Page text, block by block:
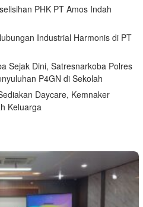
PHK PT Amos Indah
Industrial Harmonis di PT
Sejak Dini, Satresnarkoba Polres
P4GN di Sekolah
Daycare, Kemnaker
Keluarga